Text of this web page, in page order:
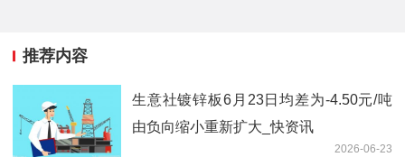
推荐内容
生意社镀锌板6月23日均差为-4.50元/吨
由负向缩小重新扩大_快资讯
2026-06-23